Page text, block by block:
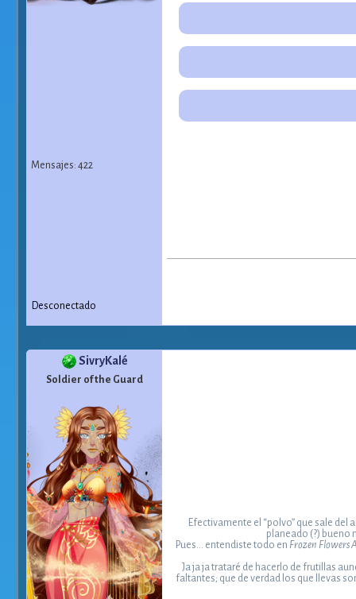
Mensajes: 422
Desconectado
SivryKalé
Soldier of the Guard
Efectivamente el “polvo” que sale del
planeado (?) bueno
Pues… entendiste todo en Frozen Flowers
Ja ja ja trataré de hacerlo de frutillas
faltantes; que de verdad los que llevas